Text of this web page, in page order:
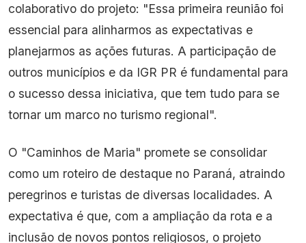
colaborativo do projeto: "Essa primeira reunião foi
essencial para alinharmos as expectativas e
planejarmos as ações futuras. A participação de
outros municípios e da IGR PR é fundamental para
o sucesso dessa iniciativa, que tem tudo para se
tornar um marco no turismo regional".
O "Caminhos de Maria" promete se consolidar
como um roteiro de destaque no Paraná, atraindo
peregrinos e turistas de diversas localidades. A
expectativa é que, com a ampliação da rota e a
inclusão de novos pontos religiosos, o projeto